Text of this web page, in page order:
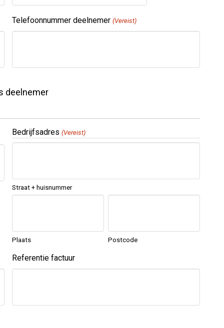
Telefoonnummer deelnemer (Vereist)
deelnemer
Bedrijfsadres (Vereist)
Straat + huisnummer
Plaats Postcode
Referentie factuur